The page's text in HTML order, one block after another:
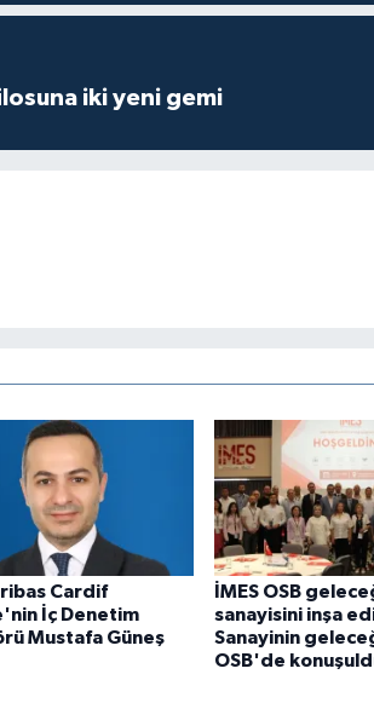
iki yeni gemi
Cardif
İç Denetim
Mustafa Güneş
İMES OSB
sanayisini inşa
Sanayinin
OSB'de